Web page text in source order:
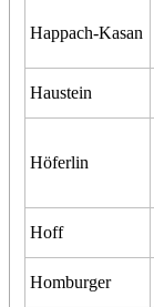
Happach-Kasan
Haustein
Höferlin
Hoff
Homburger